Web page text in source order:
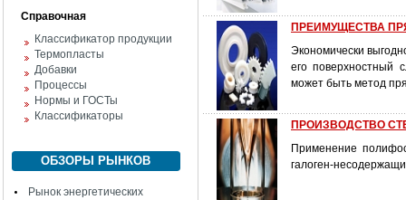
Справочная
Классификатор продукции
Термопласты
Добавки
Процессы
Нормы и ГОСТы
Классификаторы
ОБЗОРЫ РЫНКОВ
Рынок энергетических
ПРЕИМУЩЕСТВА
Экономически
его поверхностный
может быть метод
ПРОИЗВОДСТВО
Применение
галоген-